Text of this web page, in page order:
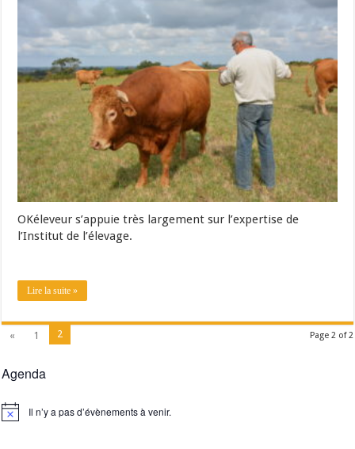
OKéleveur s’appuie très largement sur l’expertise de
l’Institut de l’élevage.
Lire la suite »
Page 2 of 2
« 1 2
Agenda
Notice Il n’y a pas d’évènements à venir.